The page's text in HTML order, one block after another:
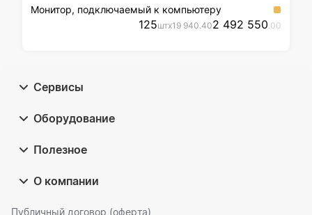
Монитор, подключаемый к компьютеру
125штx19 940.402 492 550.00
Сервисы
Оборудование
Полезное
О компании
Публичный договор (оферта)